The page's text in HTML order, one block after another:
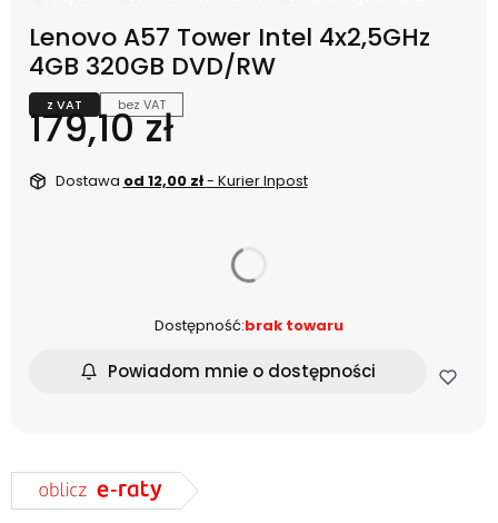
Lenovo A57 Tower Intel 4x2,5GHz
4GB 320GB DVD/RW
z VAT bez VAT
Cena
179,10 zł
Dostawa od 12,00 zł- Kurier Inpost
Dostępność:brak towaru
Powiadom mnie o dostępności